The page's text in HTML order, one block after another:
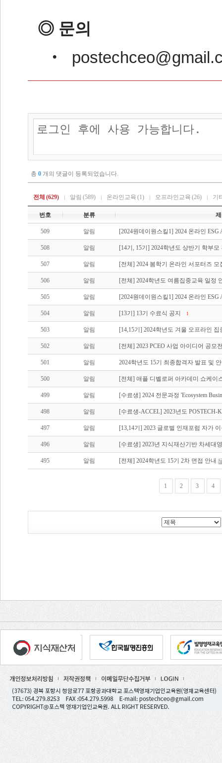
◎ 문의
‧
총 0 개의 댓글이 등록되었습니다.
전체 (629) 알림 (589) 온라인교육 (1) 오프라인교육 (26) 기
번호 분류
509 알림 [2024원데이원스킬1] 2024 온라인
508 알림 [14기, 15기] 2024학년도 상반기 학부모
507 알림 [전체] 2024 봄학기 온라인 서포터즈 모
506 알림 [전체] 2024학년도 여름집중교육 일정
505 알림 [2024원데이원스킬1] 2024 온라인
504 알림 [13기] 13기 수료식 공지 1
503 알림 [14,15기] 2024학년도 겨울 오프라인
502 알림 [전체] 2023 PCEO 사업 아이디어 공모
501 알림 2024학년도 15기 최종합격자 발표 및
500 알림 [전체] 애플 디벨로퍼 아카데미 쇼케이
499 알림 [수료생] 2024 전문과정 'Ecosystem
498 알림 [수료생-ACCEL] 2023년도 POSTECH-
497 알림 [13,14기] 2023 글로벌 인재포럼 자가
496 알림 [수료생] 2023년 지식재산기반 차세대
495 알림 [전체] 2024학년도 15기 2차 면접 안내
1 2 3 4